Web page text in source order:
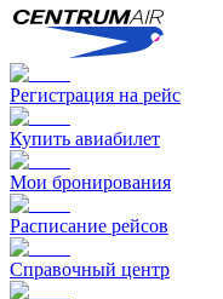
Регистрация на рейс
Купить авиабилет
Мои бронирования
Расписание рейсов
Справочный центр